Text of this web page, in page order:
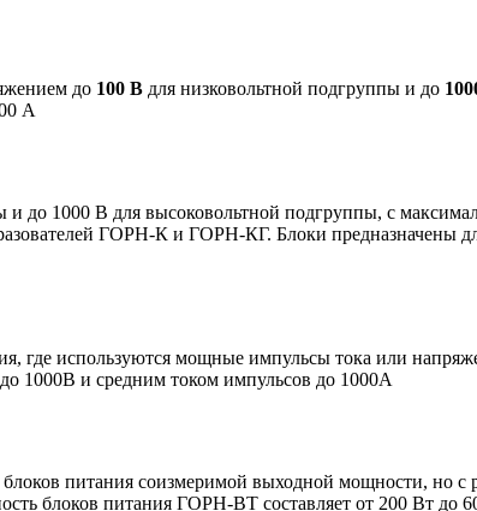
до 100 В для низковольтной подгруппы и до
А
до 1000 В для высоковольтной подгруппы, с
ГОРН-К и ГОРН-КГ. Блоки предназначены
где используются мощные импульсы тока или
1000В и средним током импульсов до 1000А
питания соизмеримой выходной мощности, но
блоков питания ГОРН-ВТ составляет от 200 Вт до